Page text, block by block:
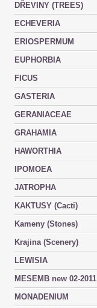
DŘEVINY (TREES)
ECHEVERIA
ERIOSPERMUM
EUPHORBIA
FICUS
GASTERIA
GERANIACEAE
GRAHAMIA
HAWORTHIA
IPOMOEA
JATROPHA
KAKTUSY (Cacti)
Kameny (Stones)
Krajina (Scenery)
LEWISIA
MESEMB new 02-2011
MONADENIUM